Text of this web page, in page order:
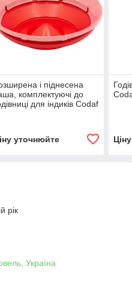
і піднесена
комплектуючі до
для індиків Codaf
уточнюйте
рік
Україна